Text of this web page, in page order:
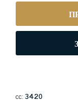
сс:3420